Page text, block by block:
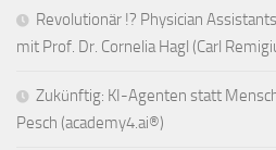
Revolutionär !? Physician
mit Prof. Dr. Cornelia Hagl (Carl
Zukünftig: KI-Agenten statt
Pesch (academy4.ai®)